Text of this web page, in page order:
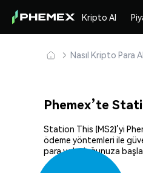
Kripto Al
Nasıl Kripto Para
Phemex’te
Station This (MS2)’yi
ödeme yöntemleri ile
para yolculuğunuza